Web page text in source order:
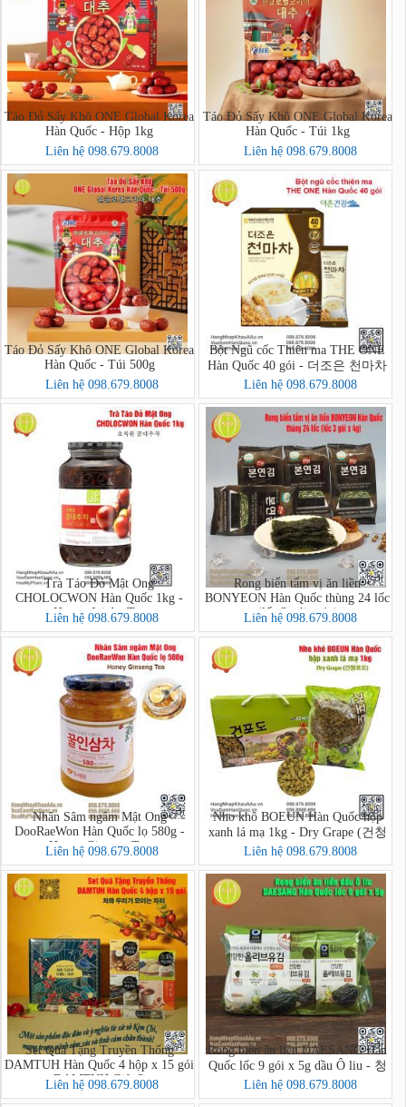
Táo Đỏ Sấy Khô ONE Global Korea
Hàn Quốc - Hộp 1kg
Liên hệ 098.679.8008
Táo Đỏ Sấy Khô ONE Global Korea
Hàn Quốc - Túi 1kg
Liên hệ 098.679.8008
Táo Đỏ Sấy Khô ONE Global Korea
Hàn Quốc - Túi 500g
Liên hệ 098.679.8008
Bột Ngũ cốc Thiên ma THE ONE
Hàn Quốc 40 gói - 더조은 천마차
40포
Liên hệ 098.679.8008
Trà Táo Đỏ Mật Ong
CHOLOCWON Hàn Quốc 1kg -
Honey Jujube Tea
Liên hệ 098.679.8008
Rong biển tẩm vị ăn liền
BONYEON Hàn Quốc thùng 24 lốc
(lốc 3 gói x 4g)
Liên hệ 098.679.8008
Nhân Sâm ngâm Mật Ong
DooRaeWon Hàn Quốc lọ 580g -
Honey Ginseng Tea
Liên hệ 098.679.8008
Nho khô BOEUN Hàn Quốc hộp
xanh lá mạ 1kg - Dry Grape (건청
포도)
Liên hệ 098.679.8008
Set Quà Tặng Truyền Thống
DAMTUH Hàn Quốc 4 hộp x 15 gói
- DAMTUH Gift Set
Liên hệ 098.679.8008
Rong biển ăn liền DAESANG Hàn
Quốc lốc 9 gói x 5g dầu Ô liu - 청
정원 올리브유 재래김
Liên hệ 098.679.8008